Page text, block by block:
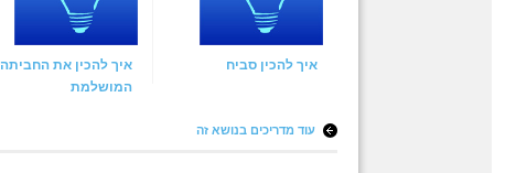
איך להכין סביח
איך להכין את החביתה
המושלמת
עוד מדריכים בנושא זה